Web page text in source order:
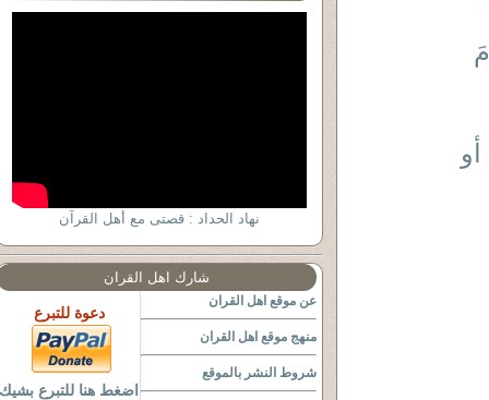
نهاد الحداد : قصتى مع أهل القرآن
شارك اهل القران
عن موقع اهل القران
منهج موقع اهل القران
شروط النشر بالموقع
دعوة للتبرع
اضغط هنا للتبرع بشيك